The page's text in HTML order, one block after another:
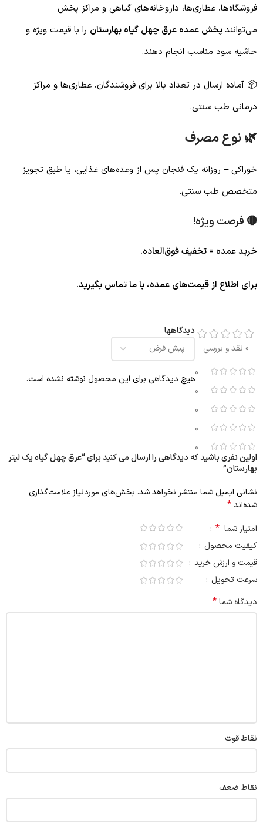
فروشگاه‌ها، عطاری‌ها، داروخانه‌های گیاهی و مراکز پخش
می‌توانندپخش عمده عرق چهل گیاه بهارستان را با قیمت ویژه و
حاشیه سود مناسب انجام دهند.
📦 آماده ارسال در تعداد بالا برای فروشندگان، عطاری‌ها و مراکز
درمانی طب سنتی.
🌿 نوع مصرف
خوراکی – روزانه یک فنجان پس از وعده‌های غذایی، یا طبق تجویز
متخصص طب سنتی.
🔴 فرصت ویژه!
خرید عمده = تخفیف فوق‌العاده.
برای اطلاع از قیمت‌های عمده، با ما تماس بگیرید.
0 نقد و بررسی
0
0
0
0
0
دیدگاهها
هیچ دیدگاهی برای این محصول نوشته نشده است.
اولین نفری باشید که دیدگاهی را ارسال می کنید برای “عرق چهل گیاه یک لیتر
بهارستان”
نشانی ایمیل شما منتشر نخواهد شد. بخش‌های موردنیاز علامت‌گذاری
شده‌اند*
امتیاز شما *
کیفیت محصول
قیمت و ارزش خرید
سرعت تحویل
دیدگاه شما*
نقاط قوت
نقاط ضعف